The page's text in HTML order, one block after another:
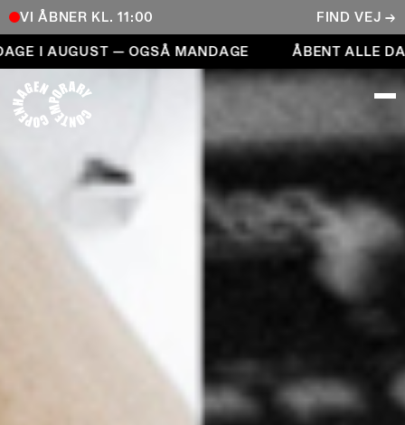
VI ÅBNER KL. 11:00 FIND VEJ →
Åbent alle dage i august — også mandage
I AUGUST — OGSÅ MANDAGE ÅBENT ALLE
COPENHAGEN CONTEMPORARY